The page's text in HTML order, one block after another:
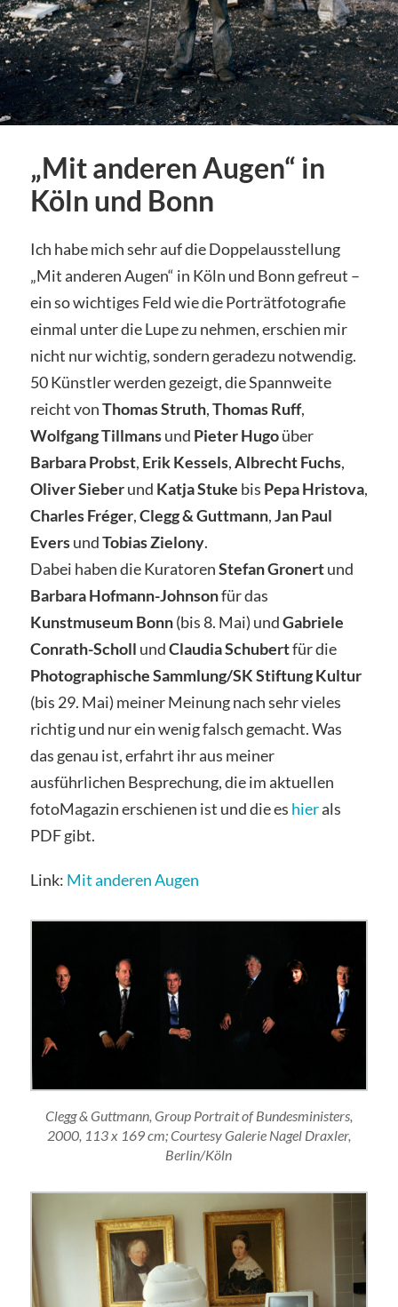
„Mit anderen Augen“ in
Köln und Bonn
Ich habe mich sehr auf die Doppelausstellung
„Mit anderen Augen“ in Köln und Bonn gefreut –
ein so wichtiges Feld wie die Porträtfotografie
einmal unter die Lupe zu nehmen, erschien mir
nicht nur wichtig, sondern geradezu notwendig.
50 Künstler werden gezeigt, die Spannweite
reicht vonThomas Struth,Thomas Ruff,
Wolfgang Tillmansund Pieter Hugoüber
Barbara Probst, Erik Kessels,Albrecht Fuchs,
Oliver Sieberund Katja Stuke bis Pepa Hristova,
Charles Fréger,Clegg & Guttmann,Jan Paul
EversundTobias Zielony.
Dabei haben die KuratorenStefan Gronertund
Barbara Hofmann-Johnsonfür das
Kunstmuseum Bonn(bis 8. Mai) undGabriele
Conrath-Scholl undClaudia Schubertfür die
Photographische Sammlung/SK Stiftung Kultur
(bis 29. Mai) meiner Meinung nach sehr vieles
richtig und nur ein wenig falsch gemacht. Was
das genau ist, erfahrt ihr aus meiner
ausführlichen Besprechung, die im aktuellen
fotoMagazin erschienen ist und die es hierals
PDF gibt.
Link: Mit anderen Augen
Clegg & Guttmann, Group Portrait of Bundesministers,
2000, 113 x 169 cm; Courtesy Galerie Nagel Draxler,
Berlin/Köln